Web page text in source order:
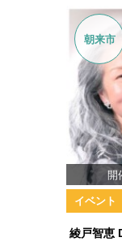
開
朝来市
イベント
綾戸智恵